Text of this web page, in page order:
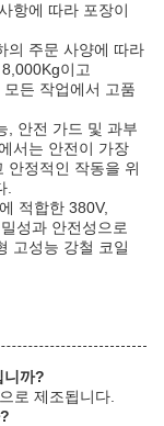
항에 따라 포장이
의 주문 사양에 따라
이고
든 작업에서 고품
, 안전 가드 및 과부
서는 안전이 가장
안정적인 작동을 위
.
적합한 380V,
성과 안전성으로
고성능 강철 코일
니까?
로 제조됩니다.